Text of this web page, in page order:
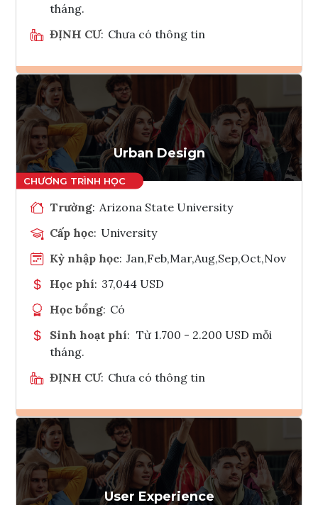
tháng.
ĐỊNH CƯ: Chưa có thông tin
Ghi danh
Tham vấn Interlink
Urban Design
Trường: Arizona State University
Cấp học: University
Kỳ nhập học: Jan,Feb,Mar,Aug,Sep,Oct,Nov
Học phí: 37,044 USD
Học bổng: Có
Sinh hoạt phí: Từ 1.700 - 2.200 USD mỗi
tháng.
ĐỊNH CƯ: Chưa có thông tin
Ghi danh
Tham vấn Interlink
User Experience